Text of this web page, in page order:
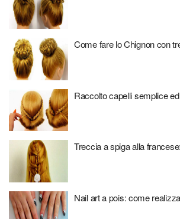
Come fare lo Chignon con
Raccolto capelli semplice
Treccia a spiga alla
Nail art a pois: come